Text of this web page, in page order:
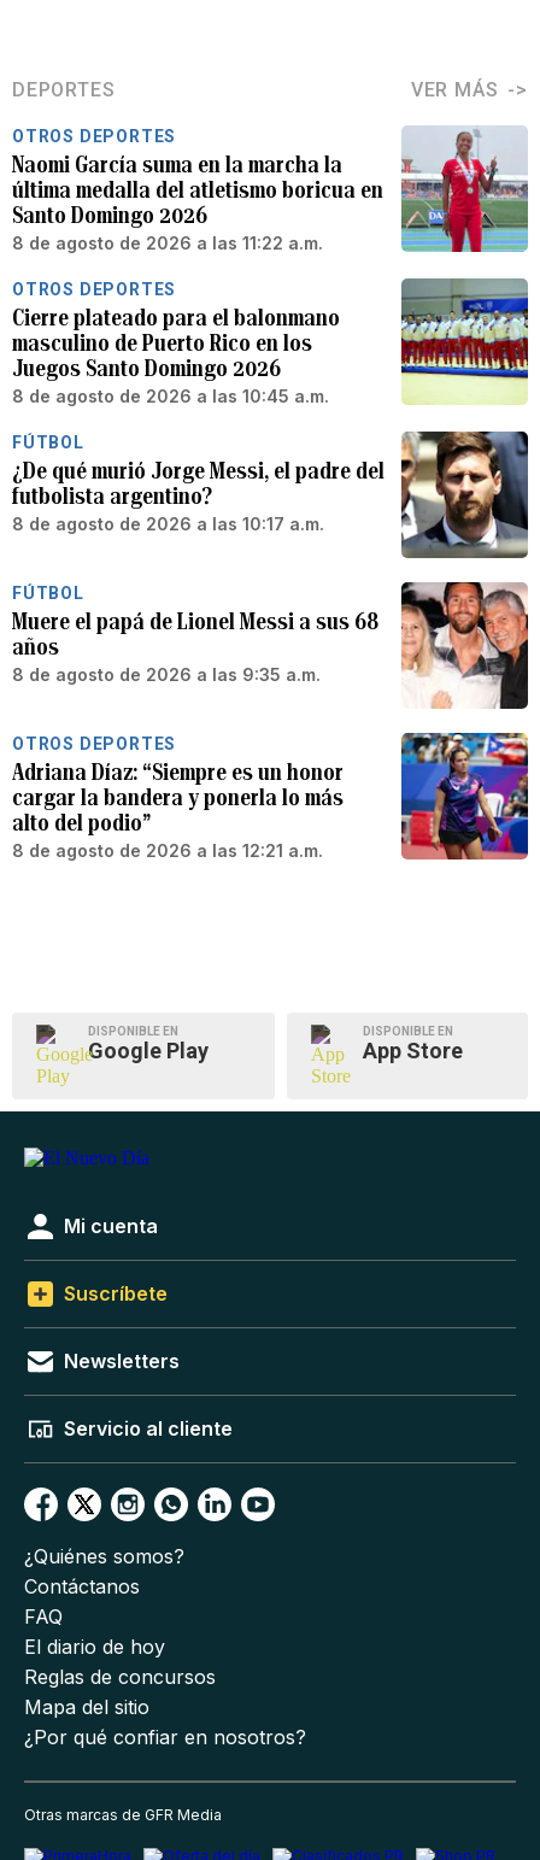
DEPORTES VER MÁS
OTROS DEPORTES
Naomi García suma en la marcha la
última medalla del atletismo boricua en
Santo Domingo 2026
8 de agosto de 2026 a las 11:22 a.m.
OTROS DEPORTES
Cierre plateado para el balonmano
masculino de Puerto Rico en los
Juegos Santo Domingo 2026
8 de agosto de 2026 a las 10:45 a.m.
FÚTBOL
¿De qué murió Jorge Messi, el padre del
futbolista argentino?
8 de agosto de 2026 a las 10:17 a.m.
FÚTBOL
Muere el papá de Lionel Messi a sus 68
años
8 de agosto de 2026 a las 9:35 a.m.
OTROS DEPORTES
Adriana Díaz: “Siempre es un honor
cargar la bandera y ponerla lo más
alto del podio”
8 de agosto de 2026 a las 12:21 a.m.
DISPONIBLE EN
Google Play
DISPONIBLE EN
App Store
Mi cuenta
Suscríbete
Newsletters
Servicio al cliente
¿Quiénes somos?
Contáctanos
FAQ
El diario de hoy
Reglas de concursos
Mapa del sitio
¿Por qué confiar en nosotros?
Otras marcas de GFR Media